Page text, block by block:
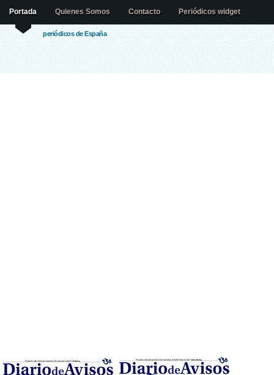
periódicos de España
Portada Quienes Somos Contacto Periódicos widget